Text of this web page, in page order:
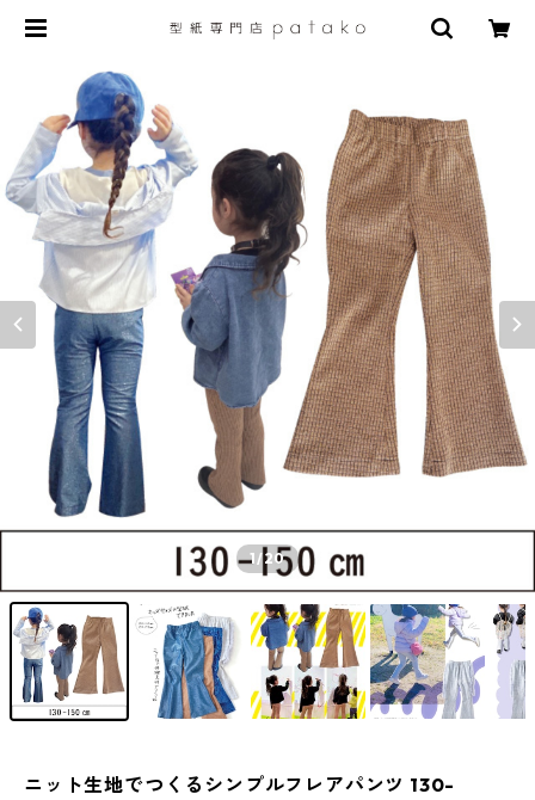
1/20
ニット生地でつくるシンプルフレアパンツ 130-